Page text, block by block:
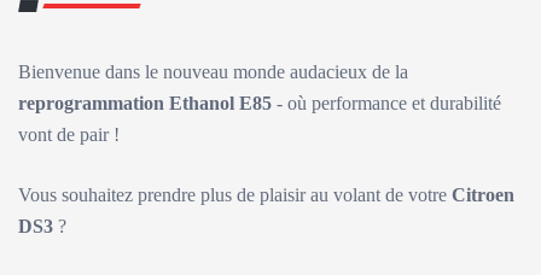
Bienvenue dans le nouveau monde audacieux de la
reprogrammation Ethanol E85 - où performance et durabilité
vont de pair !
Vous souhaitez prendre plus de plaisir au volant de votre Citroen
DS3 ?